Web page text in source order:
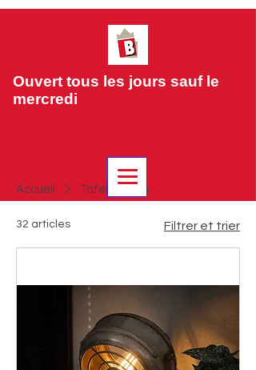
Ouvert tous les jours sauf le
mercredi
Accueil Tafellampen
32 articles Filtrer et trier